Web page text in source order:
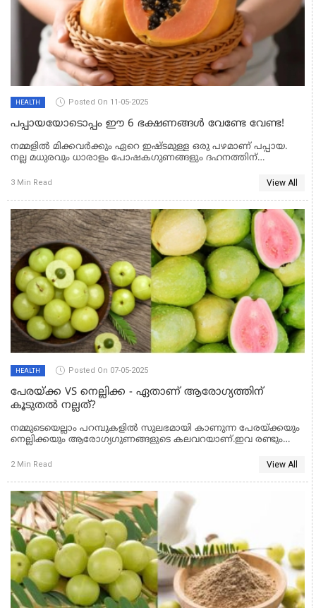
HEALTH Posted On 11-05-2025
പപ്പായയോടൊപ്പം ഈ 6 ഭക്ഷണങ്ങൾ വേണ്ടേ വേണ്ട!
നമ്മളിൽ മിക്കവർക്കും ഏറെ ഇഷ്ടമുള്ള ഒരു പഴമാണ് പപ്പായ.
നല്ല മധുരവും ധാരാളം പോഷകഗുണങ്ങളും ദഹനത്തിന്
പോഷകങ്ങളുടെ കലവറയാണെങ്കിലും ചില ഭക്ഷണങ്ങളോടൊപ്പം
ദഹനപ്രശ്നങ്ങൾക്കും മറ്റ് ബുദ്ധിമുട്ടുകൾക്കും കാരണമായേക്കാം.
പപ്പായയോടൊപ്പം ഒഴിവാക്കേണ്ട പ്രധാന ഭക്ഷണങ്ങൾ
ഏതൊക്കെയാണെന്ന് നോക്കാം.
3 Min Read View All
HEALTH Posted On 07-05-2025
പേരയ്ക്ക VS നെല്ലിക്ക - ഏതാണ് ആരോഗ്യത്തിന്
കൂടുതൽ നല്ലത്?
നമ്മുടെയെല്ലാം പറമ്പുകളിൽ സുലഭമായി കാണുന്ന പേരയ്ക്കയും
നെല്ലിക്കയും ആരോഗ്യഗുണങ്ങളുടെ കലവറയാണ്.ഇവ രണ്ടും
പോഷകങ്ങൾ അടങ്ങിയിട്ടുണ്ട്. എന്നാൽ ഇവയിൽ ഒന്ന്
നമുക്ക് താരതമ്യം ചെയ്യാം.
2 Min Read View All